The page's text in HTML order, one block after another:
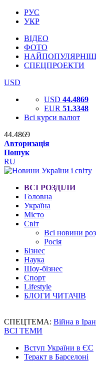
РУС
УКР
ВІДЕО
ФОТО
СПЕЦПРОЕКТИ
USD
USD 44.4869
EUR 51.3348
Всі курси валют
44.4869
Авторизація
Пошук
RU
ВСІ РОЗДІЛИ
Головна
Україна
Місто
Світ
Всі новини
Росія
Бізнес
Наука
Шоу-бізнес
Спорт
Lifestyle
БЛОГИ ЧИТАЧІВ
СПЕЦТЕМА: Війна в
ВСІ ТЕМИ
Вступ України в ЄС
Теракт в Барселоні